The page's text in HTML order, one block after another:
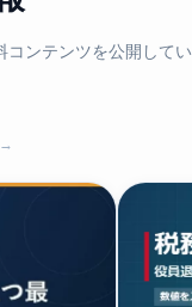
コンテンツを公開してい